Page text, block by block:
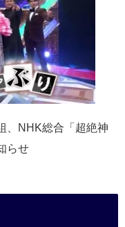
NHK総合「超絶神
らせ